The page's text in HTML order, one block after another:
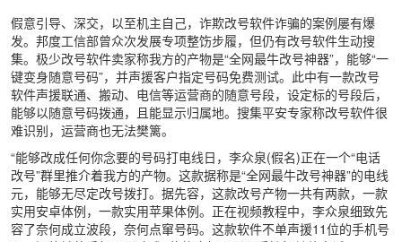
假意引导、深交，以至机主自己，诈欺改号软件诈骗的案例屡有爆
发。邦度工信部曾众次发展专项整饬步履，但仍有改号软件生动搜
集。极少改号软件卖家称我方的产物是“全网最牛改号神器”，能够“一
键变身随意号码”，并声援客户指定号码免费测试。此中有一款改号
软件声援联通、搬动、电信等运营商的随意号段，设定标的号段后，
能够以随意号码拨通，且能显示归属地。搜集平安专家称改号软件很
难识别，运营商也无法樊篱。
“能够改成任何你念要的号码打电线日，李众泉(假名)正在一个“电话
改号”群里推介着我方的产物。这款据称是“全网最牛改号神器”的电线
元，能够无尽定改号拨打。据先容，这款改号产物一共有两款，一款
实用安卓体例，一款实用苹果体例。正在视频教程中，李众泉细致先
容了奈何成立波段，奈何点窜号码。这款软件不单声援11位的手机号